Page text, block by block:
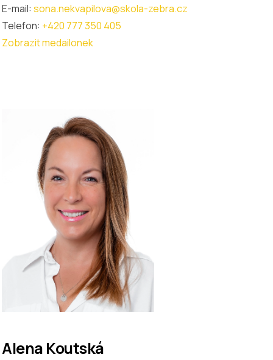
E-mail: sona.nekvapilova@skola-zebra.cz
Telefon: +420 777 350 405
Zobrazit medailonek
Alena Koutská